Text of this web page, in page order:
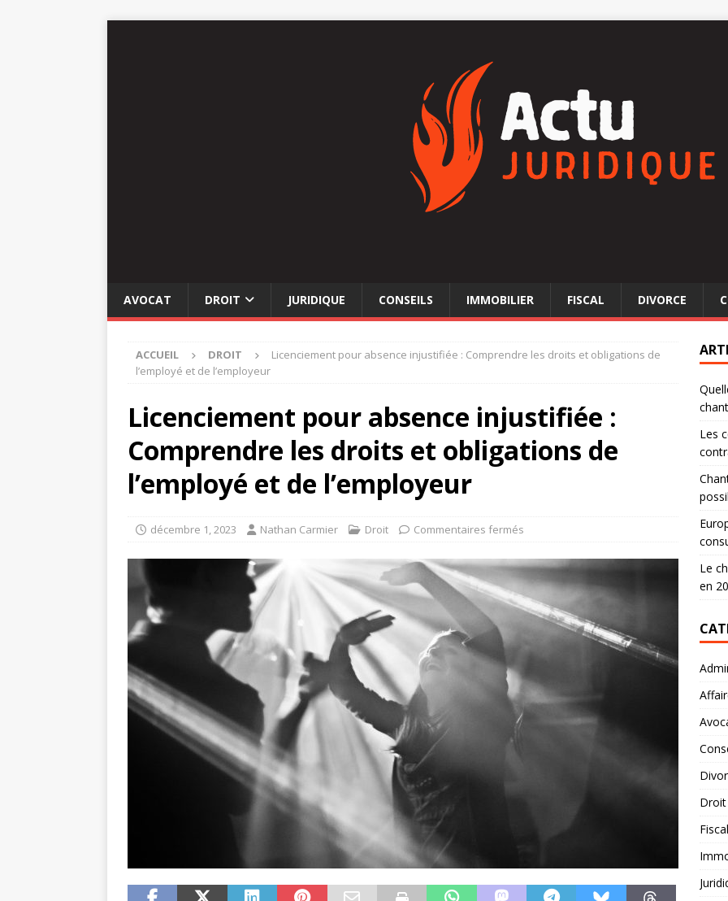
AVOCAT DROIT JURIDIQUE CONSEILS IMMOBILIER FISCAL DIVORCE
ACCUEIL DROIT
Licenciement pour absence injustifiée : Comprendre les droits et obligations de
l’employé et de l’employeur
Licenciement pour absence injustifiée :
Comprendre les droits et obligations de
l’employé et de l’employeur
décembre 1, 2023 Nathan Carmier Droit Commentaires fermés
Les
Le
en
Droit
Fiscal